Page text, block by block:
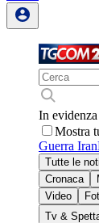
In evidenza
Mostra
Guerra Iran
Tutte le
Cronaca
Video
Tv &